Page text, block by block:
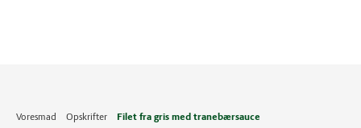
Voresmad Opskrifter Filet fra gris med tranebærsauce